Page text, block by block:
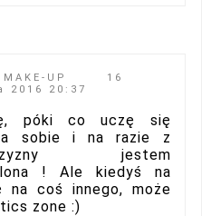
UP
16
2016 20:37
póki co uczę się
sobie i na razie z
jestem
! Ale kiedyś na
na coś innego, może
zone :)